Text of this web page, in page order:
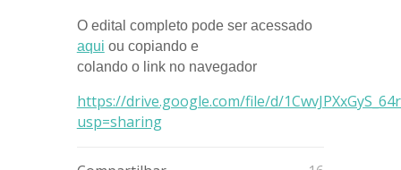
O edital completo pode ser acessado
aqui ou copiando e
colando o link no navegador
https://drive.google.com/file/d/
usp=sharing